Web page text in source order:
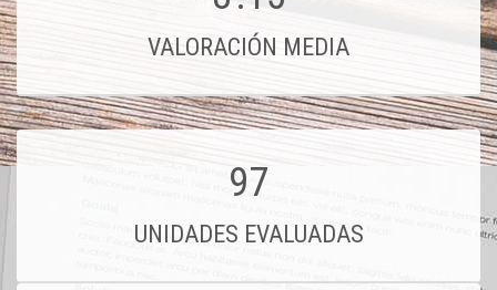
VALORACIÓN MEDIA
97
UNIDADES EVALUADAS